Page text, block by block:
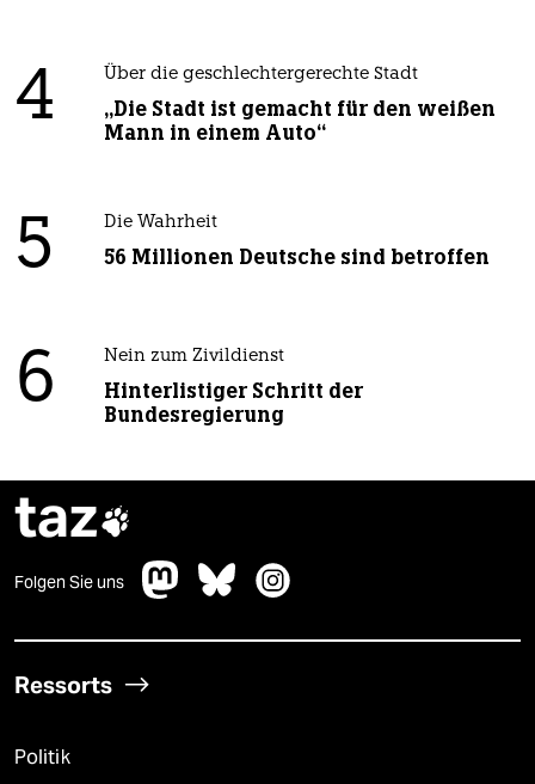
4 Über die geschlechtergerechte Stadt
„Die Stadt ist gemacht für den weißen
Mann in einem Auto“
5 Die Wahrheit
56 Millionen Deutsche sind betroffen
6 Nein zum Zivildienst
Hinterlistiger Schritt der
Bundesregierung
taz
Folgen Sie uns
Ressorts
Politik